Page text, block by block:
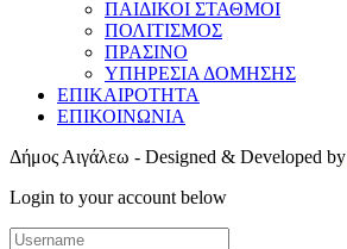
ΠΑΙΔΙΚΟΙ ΣΤΑΘΜΟΙ
ΠΟΛΙΤΙΣΜΟΣ
ΠΡΑΣΙΝΟ
ΥΠΗΡΕΣΙΑ ΔΟΜΗΣΗΣ
ΕΠΙΚΑΙΡΟΤΗΤΑ
ΕΠΙΚΟΙΝΩΝΙΑ
Δήμος Αιγάλεω - Designed & Developed by
Login to your account below